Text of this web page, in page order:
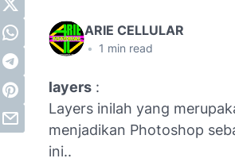
ARIE CELLULAR
• 1 min read
layers :
Layers inilah yang
menjadikan Photoshop
ini..